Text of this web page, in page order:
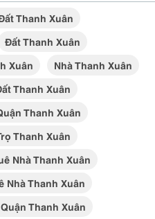
Thanh Xuân
Đất Thanh Xuân
Xuân
Nhà Thanh Xuân
Thanh Xuân
Thanh Xuân
Thanh Xuân
Nhà Thanh Xuân
Nhà Thanh Xuân
Thanh Xuân